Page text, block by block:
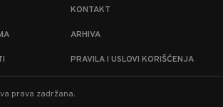
KONTAKT
ARHIVA
PRAVILA I USLOVI KORIŠĆENJA
prava zadržana.